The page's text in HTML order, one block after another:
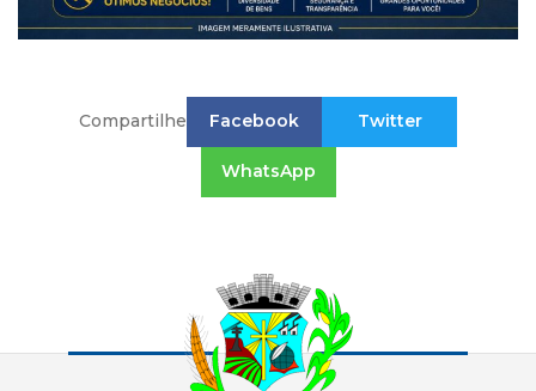
Compartilhe Facebook Twitter
WhatsApp